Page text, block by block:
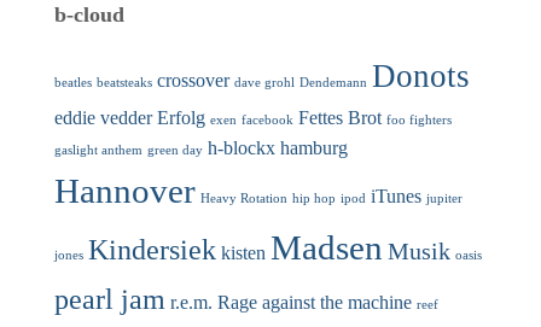
b-cloud
beatles beatsteaks crossover dave grohl Dendemann Donots
eddie vedder Erfolg exen facebook Fettes Brot foo fighters
gaslight anthem green day h-blockx hamburg
Hannover Heavy Rotation hip hop ipod iTunes jupiter
jones Kindersiek kisten Madsen Musik oasis
pearl jam r.e.m. Rage against the machine reef